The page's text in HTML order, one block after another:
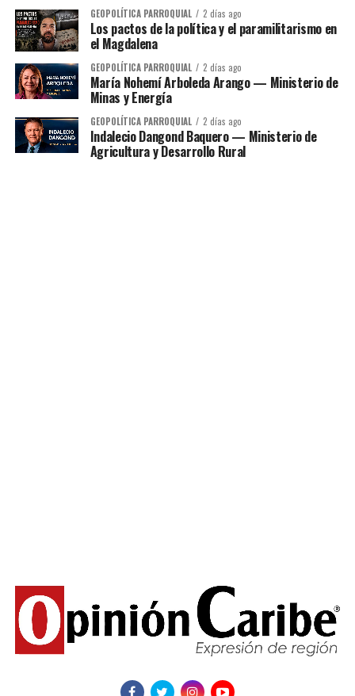
GEOPOLÍTICA PARROQUIAL 2 días ago
Los pactos de la política y el paramilitarismo en
el Magdalena
GEOPOLÍTICA PARROQUIAL 2 días ago
María Nohemí Arboleda Arango — Ministerio de
Minas y Energía
GEOPOLÍTICA PARROQUIAL 2 días ago
Indalecio Dangond Baquero — Ministerio de
Agricultura y Desarrollo Rural